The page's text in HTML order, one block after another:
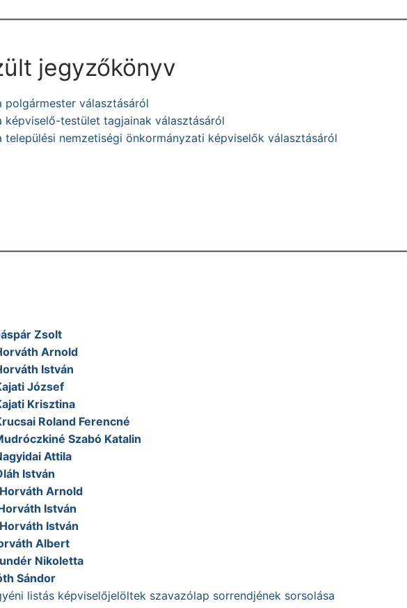
jegyzőkönyv
választásáról
testület tagjainak választásáról
nemzetiségi önkormányzati képviselők választásáról
Zsolt
Arnold
István
József
Krisztina
Roland Ferencné
Szabó Katalin
Attila
István
Horváth Arnold
István
Horváth István
Albert
Nikoletta
Sándor
listás képviselőjelöltek szavazólap sorrendjének sorsolása